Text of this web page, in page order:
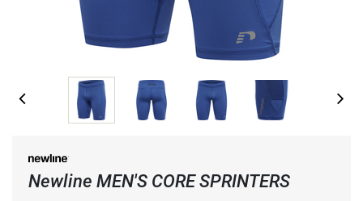
Newline MEN'S CORE SPRINTERS